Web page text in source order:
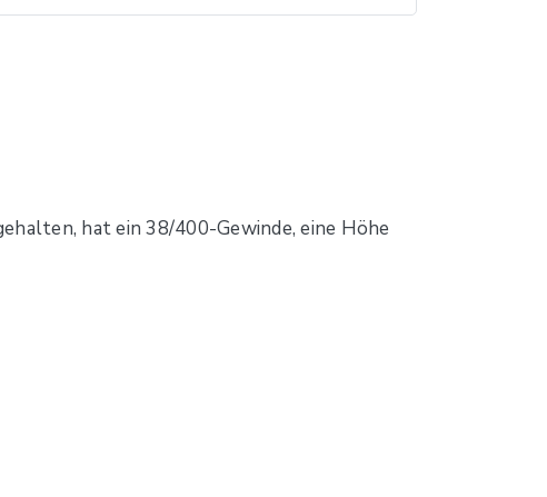
hat ein 38/400-Gewinde, eine Höhe